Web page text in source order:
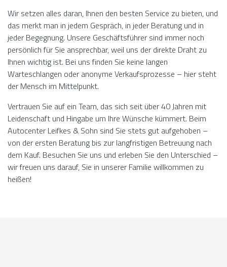
Wir setzen alles daran, Ihnen den besten Service zu bieten, und
das merkt man in jedem Gespräch, in jeder Beratung und in
jeder Begegnung. Unsere Geschäftsführer sind immer noch
persönlich für Sie ansprechbar, weil uns der direkte Draht zu
Ihnen wichtig ist. Bei uns finden Sie keine langen
Warteschlangen oder anonyme Verkaufsprozesse – hier steht
der Mensch im Mittelpunkt.
Vertrauen Sie auf ein Team, das sich seit über 40 Jahren mit
Leidenschaft und Hingabe um Ihre Wünsche kümmert. Beim
Autocenter Leifkes & Sohn sind Sie stets gut aufgehoben –
von der ersten Beratung bis zur langfristigen Betreuung nach
dem Kauf. Besuchen Sie uns und erleben Sie den Unterschied –
wir freuen uns darauf, Sie in unserer Familie willkommen zu
heißen!